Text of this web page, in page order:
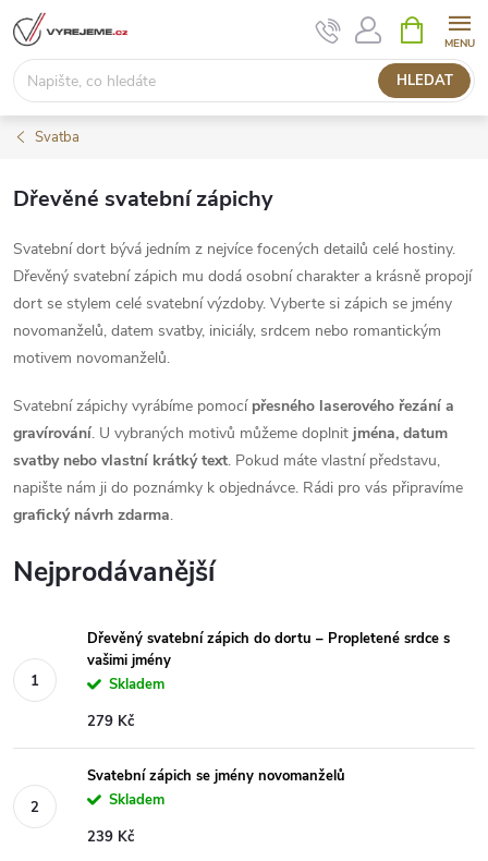
Přejít
na
obsah
HLEDAT
NÁKUPNÍ
KOŠÍK
Svatba
Dřevěné svatební zápichy
Svatební dort bývá jedním z nejvíce focených detailů celé hostiny.
Dřevěný svatební zápich mu dodá osobní charakter a krásně propojí
dort se stylem celé svatební výzdoby. Vyberte si zápich se jmény
novomanželů, datem svatby, iniciály, srdcem nebo romantickým
motivem novomanželů.
Svatební zápichy vyrábíme pomocí přesného laserového řezání a
gravírování. U vybraných motivů můžeme doplnit jména, datum
svatby nebo vlastní krátký text. Pokud máte vlastní představu,
napište nám ji do poznámky k objednávce. Rádi pro vás připravíme
grafický návrh zdarma.
Nejprodávanější
Dřevěný svatební zápich do dortu – Propletené srdce s
vašimi jmény
Skladem
279 Kč
Svatební zápich se jmény novomanželů
Skladem
239 Kč